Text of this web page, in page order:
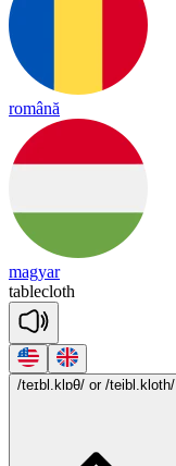
română
magyar
tablecloth
/teɪbl.klɒθ/ or /teibl.kloth/